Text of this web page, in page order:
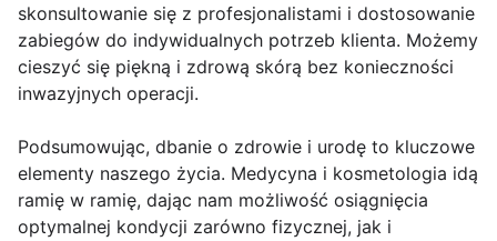
skonsultowanie się z profesjonalistami i dostosowanie
zabiegów do indywidualnych potrzeb klienta. Możemy
cieszyć się piękną i zdrową skórą bez konieczności
inwazyjnych operacji.
Podsumowując, dbanie o zdrowie i urodę to kluczowe
elementy naszego życia. Medycyna i kosmetologia idą
ramię w ramię, dając nam możliwość osiągnięcia
optymalnej kondycji zarówno fizycznej, jak i